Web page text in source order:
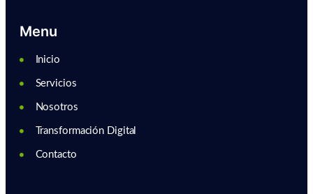
Menu
Inicio
Servicios
Nosotros
Transformación Digital
Contacto